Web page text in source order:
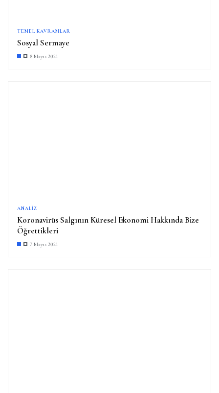
TEMEL KAVRAMLAR
Sosyal Sermaye
8 Mayıs 2021
ANALIZ
Koronavirüs Salgının Küresel Ekonomi Hakkında Bize
Öğrettikleri
7 Mayıs 2021